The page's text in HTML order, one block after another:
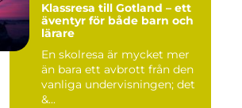
Klassresa till Gotland – ett
äventyr för både barn och
lärare
En skolresa är mycket mer
än bara ett avbrott från den
vanliga undervisningen; det
&...